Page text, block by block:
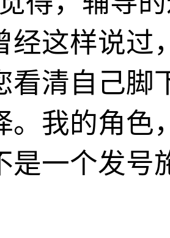
经这样说过
看清自己脚
。我的角色
是一个发号